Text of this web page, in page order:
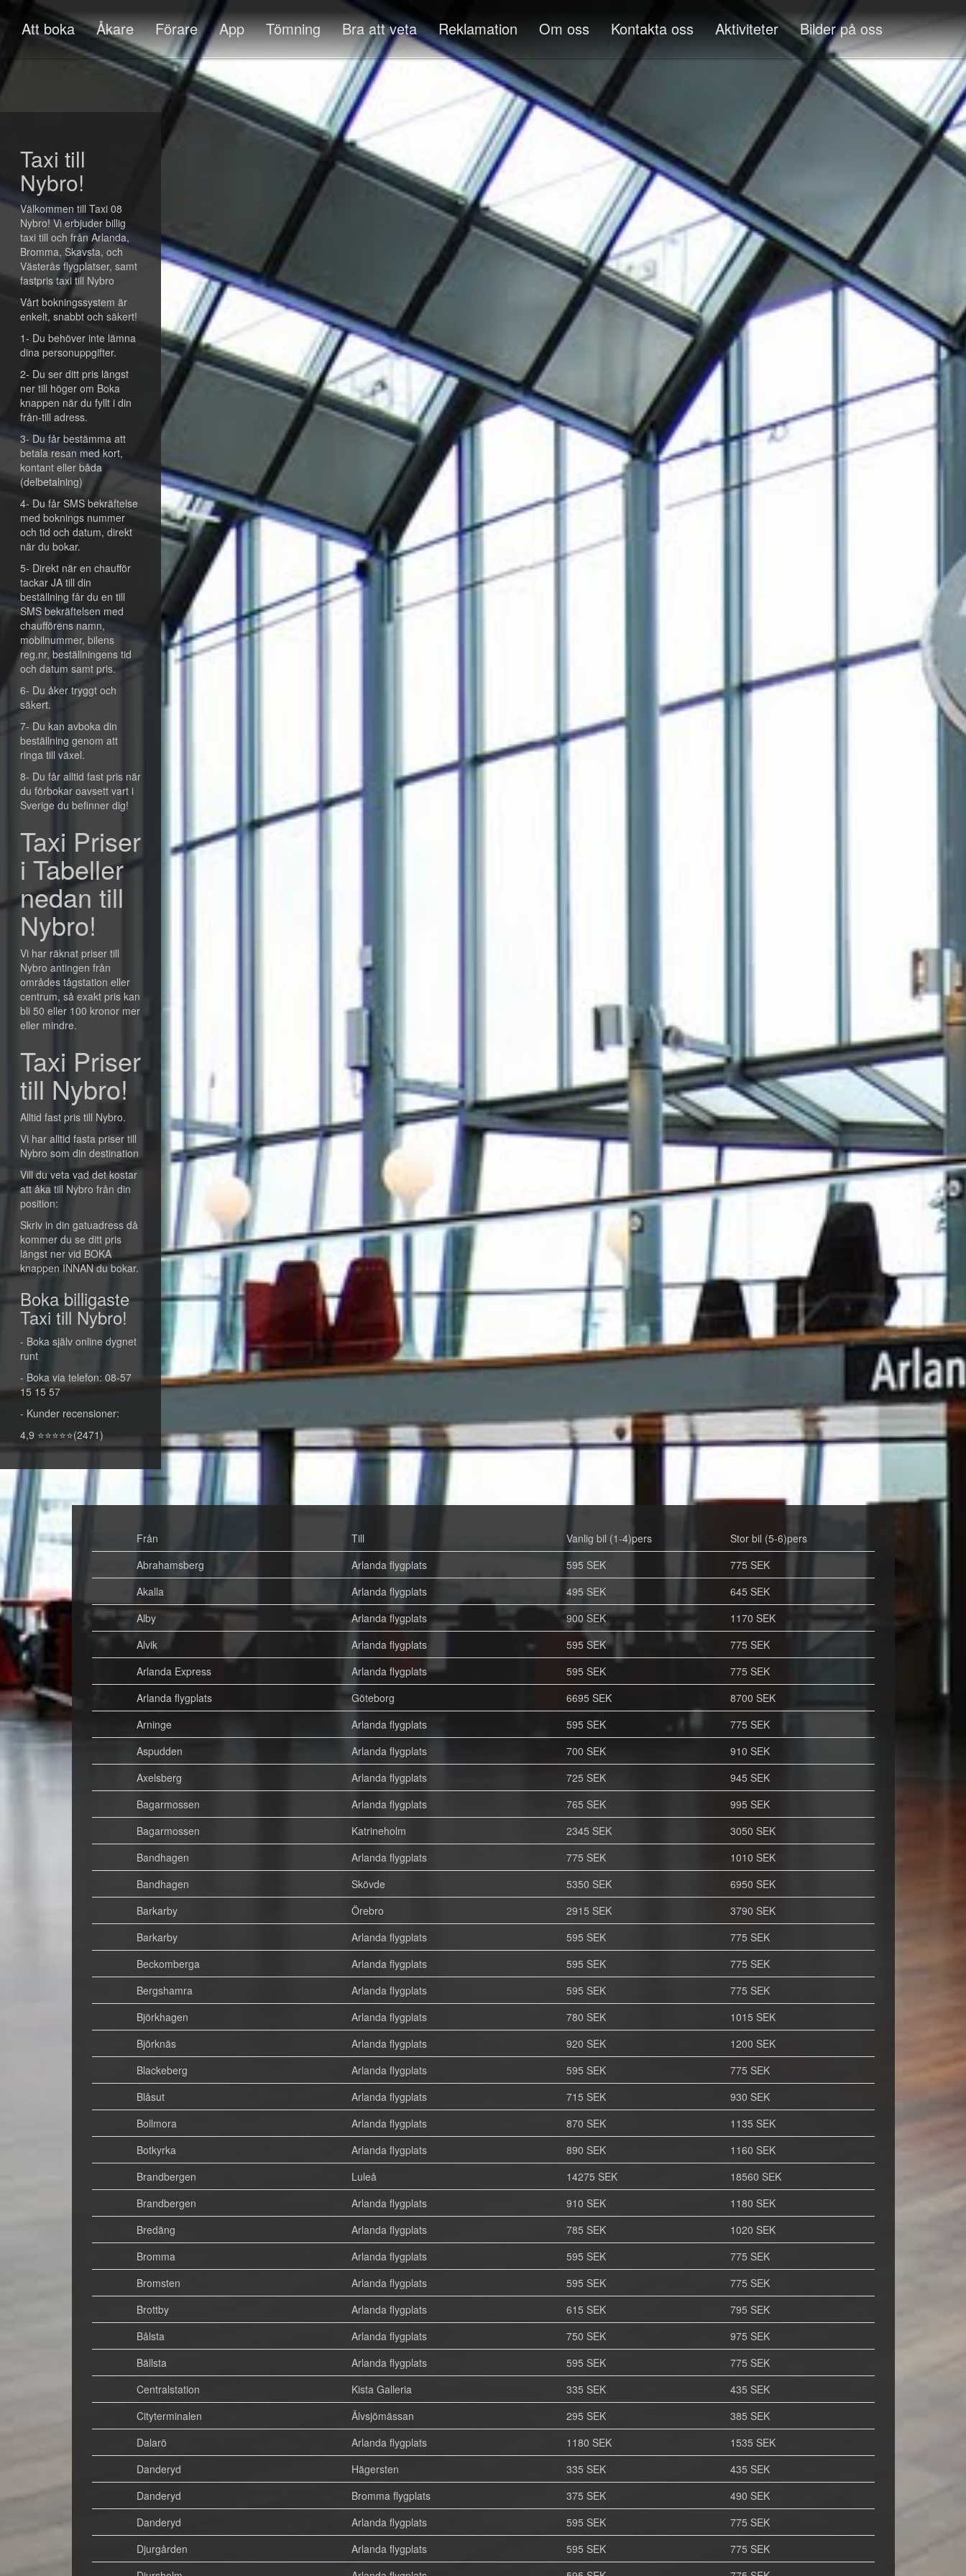
Att boka Åkare Förare App Tömning Bra att veta Reklamation Om oss Kontakta oss Aktiviteter Bilder på oss
Taxi till
Nybro!
Välkommen till Taxi 08
Nybro! Vi erbjuder billig
taxi till och från Arlanda,
Bromma, Skavsta, och
Västerås flygplatser, samt
fastpris taxi till Nybro
Vårt bokningssystem är
enkelt, snabbt och säkert!
1- Du behöver inte lämna
dina personuppgifter.
2- Du ser ditt pris längst
ner till höger om Boka
knappen när du fyllt i din
från-till adress.
3- Du får bestämma att
betala resan med kort,
kontant eller båda
(delbetalning)
4- Du får SMS bekräftelse
med boknings nummer
och tid och datum, direkt
när du bokar.
5- Direkt när en chaufför
tackar JA till din
beställning får du en till
SMS bekräftelsen med
chaufförens namn,
mobilnummer, bilens
reg.nr, beställningens tid
och datum samt pris.
6- Du åker tryggt och
säkert.
7- Du kan avboka din
beställning genom att
ringa till växel.
8- Du får alltid fast pris när
du förbokar oavsett vart i
Sverige du befinner dig!
Taxi Priser
i Tabeller
nedan till
Nybro!
Vi har räknat priser till
Nybro antingen från
områdes tågstation eller
centrum, så exakt pris kan
bli 50 eller 100 kronor mer
eller mindre.
Taxi Priser
till Nybro!
Alltid fast pris till Nybro.
Vi har alltid fasta priser till
Nybro som din destination
Vill du veta vad det kostar
att åka till Nybro från din
position:
Skriv in din gatuadress då
kommer du se ditt pris
längst ner vid BOKA
knappen INNAN du bokar.
Boka billigaste
Taxi till Nybro!
- Boka själv online dygnet
runt
- Boka via telefon: 08-57
15 15 57
- Kunder recensioner:
4,9 ⭐⭐⭐⭐⭐(2471)
Från Till Vanlig bil (1-4)pers
Stor bil (5-6)pers
Abrahamsberg
Arlanda flygplats 595 SEK
775 SEK
Akalla
Arlanda flygplats 495 SEK
645 SEK
Alby
Arlanda flygplats 900 SEK
1170 SEK
Alvik
Arlanda flygplats 595 SEK
775 SEK
Arlanda Express
Arlanda flygplats 595 SEK
775 SEK
Arlanda flygplats
Göteborg 6695 SEK
8700 SEK
Arninge
Arlanda flygplats 595 SEK
775 SEK
Aspudden
Arlanda flygplats 700 SEK
910 SEK
Axelsberg
Arlanda flygplats 725 SEK
945 SEK
Bagarmossen
Arlanda flygplats 765 SEK
995 SEK
Bagarmossen
Katrineholm 2345 SEK
3050 SEK
Bandhagen
Arlanda flygplats 775 SEK
1010 SEK
Bandhagen
Skövde 5350 SEK
6950 SEK
Barkarby
Örebro 2915 SEK
3790 SEK
Barkarby
Arlanda flygplats 595 SEK
775 SEK
Beckomberga
Arlanda flygplats 595 SEK
775 SEK
Bergshamra
Arlanda flygplats 595 SEK
775 SEK
Björkhagen
Arlanda flygplats 780 SEK
1015 SEK
Björknäs
Arlanda flygplats 920 SEK
1200 SEK
Blackeberg
Arlanda flygplats 595 SEK
775 SEK
Blåsut
Arlanda flygplats 715 SEK
930 SEK
Bollmora
Arlanda flygplats 870 SEK
1135 SEK
Botkyrka
Arlanda flygplats 890 SEK
1160 SEK
Brandbergen
Luleå 14275 SEK
18560 SEK
Brandbergen
Arlanda flygplats 910 SEK
1180 SEK
Bredäng
Arlanda flygplats 785 SEK
1020 SEK
Bromma
Arlanda flygplats 595 SEK
775 SEK
Bromsten
Arlanda flygplats 595 SEK
775 SEK
Brottby
Arlanda flygplats 615 SEK
795 SEK
Bålsta
Arlanda flygplats 750 SEK
975 SEK
Bällsta
Arlanda flygplats 595 SEK
775 SEK
Centralstation
Kista Galleria 335 SEK
435 SEK
Cityterminalen
Älvsjömässan 295 SEK
385 SEK
Dalarö
Arlanda flygplats 1180 SEK
1535 SEK
Danderyd
Hägersten 335 SEK
435 SEK
Danderyd
Bromma flygplats 375 SEK
490 SEK
Danderyd
Arlanda flygplats 595 SEK
775 SEK
Djurgården
Arlanda flygplats 595 SEK
775 SEK